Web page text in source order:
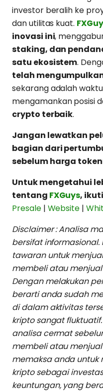
investor beralih ke
dan utilitas kuat.
inovasi ini,
staking, dan
satu ekosistem.
telah
sekarang adalah
mengamankan posisi
crypto terbaik.
Jangan lewatkan
bagian dari
sebelum harga
Untuk mengetahui
tentang FXGuys,
Presale| Website |
Disclaimer : Analisa
bersifat
tawaran untuk
membeli atau
Dengan melakukan
berarti anda sudah
di dalam aktivitas
kripto sangat
analisa cermat
membeli atau
memaksa anda untuk
kripto sebagai
keuntungan, yang